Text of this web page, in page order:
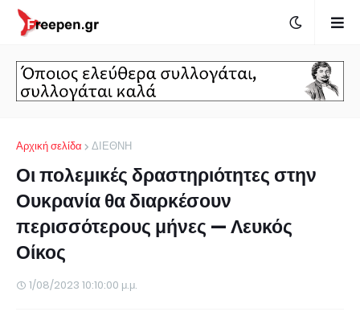
Αρχική σελίδα ΔΙΕΘΝΗ
Οι πολεμικές δραστηριότητες στην
Ουκρανία θα διαρκέσουν
περισσότερους μήνες — Λευκός
Οίκος
1/08/2023 10:10:00 μ.μ.